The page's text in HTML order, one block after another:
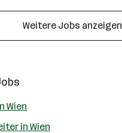
Weitere Jobs anzeigen
Wien
in Wien